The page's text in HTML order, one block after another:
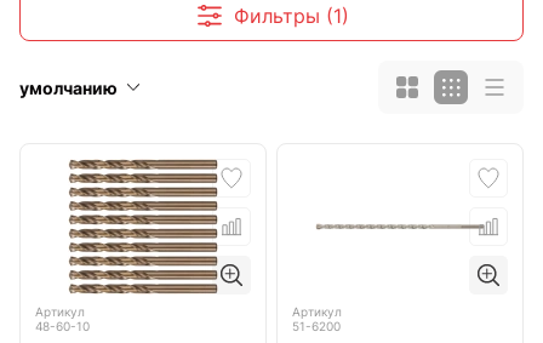
Аксессуары и комплектующие
Фильтры (1)
умолчанию
Артикул
48-60-10
Артикул
51-6200